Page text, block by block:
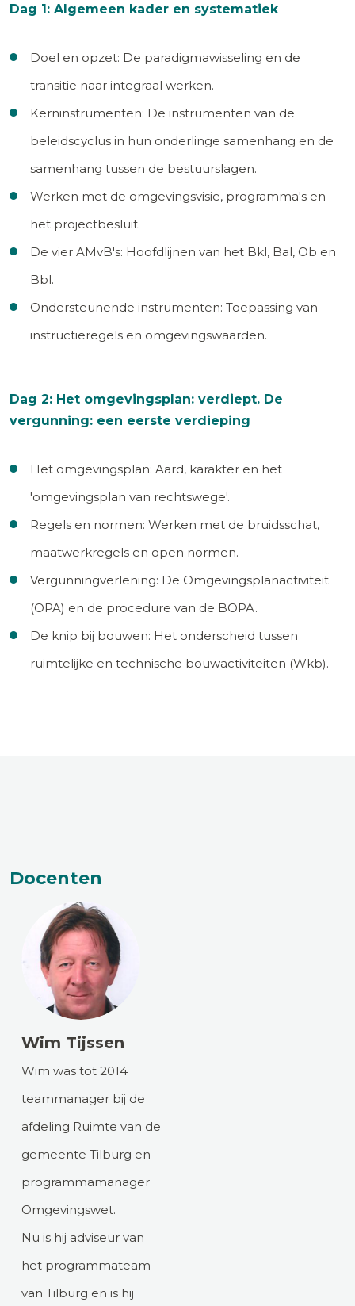
Dag 1: Algemeen kader en systematiek
Doel en opzet: De paradigmawisseling en de
transitie naar integraal werken.
Kerninstrumenten: De instrumenten van de
beleidscyclus in hun onderlinge samenhang en de
samenhang tussen de bestuurslagen.
Werken met de omgevingsvisie, programma's en
het projectbesluit.
De vier AMvB's: Hoofdlijnen van het Bkl, Bal, Ob en
Bbl.
Ondersteunende instrumenten: Toepassing van
instructieregels en omgevingswaarden.
Dag 2: Het omgevingsplan: verdiept. De
vergunning: een eerste verdieping
Het omgevingsplan: Aard, karakter en het
'omgevingsplan van rechtswege'.
Regels en normen: Werken met de bruidsschat,
maatwerkregels en open normen.
Vergunningverlening: De Omgevingsplanactiviteit
(OPA) en de procedure van de BOPA.
De knip bij bouwen: Het onderscheid tussen
ruimtelijke en technische bouwactiviteiten (Wkb).
Docenten
Wim Tijssen
Wim was tot 2014
teammanager bij de
afdeling Ruimte van de
gemeente Tilburg en
programmamanager
Omgevingswet.
Nu is hij adviseur van
het programmateam
van Tilburg en is hij